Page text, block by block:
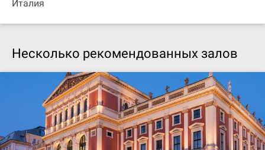
Италия
Несколько рекомендованных залов